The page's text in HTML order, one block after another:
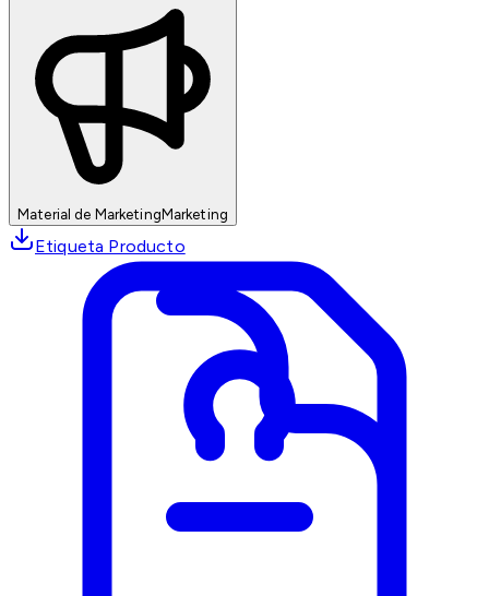
Material de MarketingMarketing
Etiqueta Producto